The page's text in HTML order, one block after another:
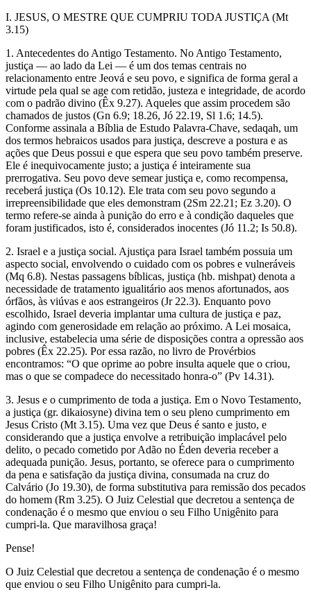
I. JESUS, O MESTRE QUE CUMPRIU TODA JUSTIÇA (Mt
3.15)
1. Antecedentes do Antigo Testamento. No Antigo Testamento,
justiça — ao lado da Lei — é um dos temas centrais no
relacionamento entre Jeová e seu povo, e significa de forma geral a
virtude pela qual se age com retidão, justeza e integridade, de acordo
com o padrão divino (Êx 9.27). Aqueles que assim procedem são
chamados de justos (Gn 6.9; 18.26, Jó 22.19, Sl 1.6; 14.5).
Conforme assinala a Bíblia de Estudo Palavra-Chave, sedaqah, um
dos termos hebraicos usados para justiça, descreve a postura e as
ações que Deus possui e que espera que seu povo também preserve.
Ele é inequivocamente justo; a justiça é inteiramente sua
prerrogativa. Seu povo deve semear justiça e, como recompensa,
receberá justiça (Os 10.12). Ele trata com seu povo segundo a
irrepreensibilidade que eles demonstram (2Sm 22.21; Ez 3.20). O
termo refere-se ainda à punição do erro e à condição daqueles que
foram justificados, isto é, considerados inocentes (Jó 11.2; Is 50.8).
2. Israel e a justiça social. Ajustiça para Israel também possuia um
aspecto social, envolvendo o cuidado com os pobres e vulneráveis
(Mq 6.8). Nestas passagens bíblicas, justiça (hb. mishpat) denota a
necessidade de tratamento igualitário aos menos afortunados, aos
órfãos, às viúvas e aos estrangeiros (Jr 22.3). Enquanto povo
escolhido, Israel deveria implantar uma cultura de justiça e paz,
agindo com generosidade em relação ao próximo. A Lei mosaica,
inclusive, estabelecia uma série de disposições contra a opressão aos
pobres (Êx 22.25). Por essa razão, no livro de Provérbios
encontramos: “O que oprime ao pobre insulta aquele que o criou,
mas o que se compadece do necessitado honra-o” (Pv 14.31).
3. Jesus e o cumprimento de toda a justiça. Em o Novo Testamento,
a justiça (gr. dikaiosyne) divina tem o seu pleno cumprimento em
Jesus Cristo (Mt 3.15). Uma vez que Deus é santo e justo, e
considerando que a justiça envolve a retribuição implacável pelo
delito, o pecado cometido por Adão no Éden deveria receber a
adequada punição. Jesus, portanto, se oferece para o cumprimento
da pena e satisfação da justiça divina, consumada na cruz do
Calvário (Jo 19.30), de forma substitutiva para remissão dos pecados
do homem (Rm 3.25). O Juiz Celestial que decretou a sentença de
condenação é o mesmo que enviou o seu Filho Unigênito para
cumpri-la. Que maravilhosa graça!
Pense!
O Juiz Celestial que decretou a sentença de condenação é o mesmo
que enviou o seu Filho Unigênito para cumpri-la.